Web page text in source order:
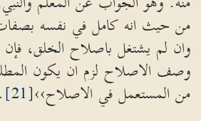
من حيث انه كامل في نفسه
وان لم يشتغل باصلاح الخلق، فإن
وصف الاصلاح لزم ان يكون
من المستعمل في الاصلاح››[21]
.